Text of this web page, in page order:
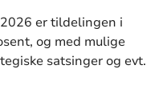
er tildelingen i
og med mulige
satsinger og evt.